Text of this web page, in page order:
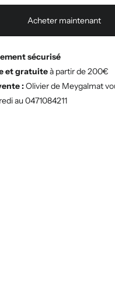
Acheter maintenant
sécurisé
et gratuiteà partir de 200€
:Olivier de Meygalmat
au 0471084211